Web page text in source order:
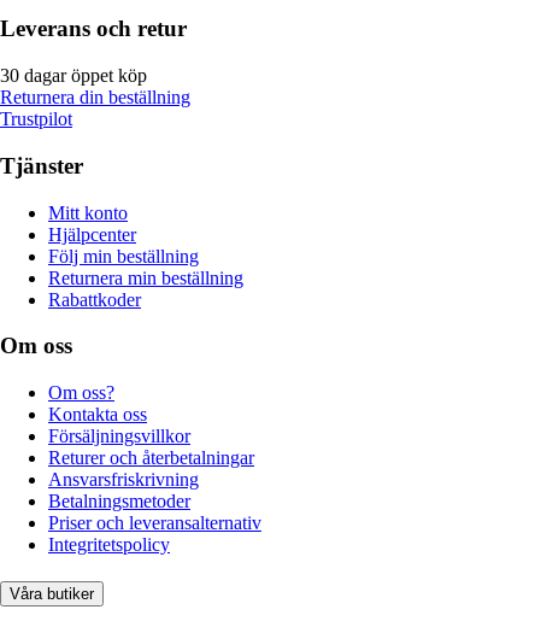
Leverans och retur
30 dagar öppet köp
Returnera din beställning
Trustpilot
Tjänster
Mitt konto
Hjälpcenter
Följ min beställning
Returnera min beställning
Rabattkoder
Om oss
Om oss?
Kontakta oss
Försäljningsvillkor
Returer och återbetalningar
Ansvarsfriskrivning
Betalningsmetoder
Priser och leveransalternativ
Integritetspolicy
Våra butiker